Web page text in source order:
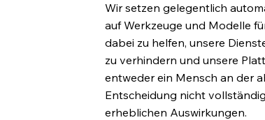
Wir setzen gelegentlich
auf Werkzeuge und Modelle
dabei zu helfen, unsere
zu verhindern und unsere
entweder ein Mensch an der
Entscheidung nicht
erheblichen Auswirkungen.